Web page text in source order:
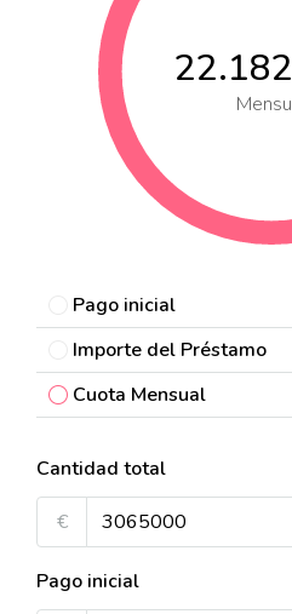
Pago inicial
Importe del Préstamo
Cuota Mensual
Cantidad total
€
Pago inicial